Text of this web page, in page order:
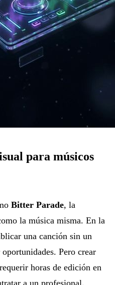
para músicos
Bitter Parade, la
la música misma. En la
una canción sin un
Pero crear
horas de edición en